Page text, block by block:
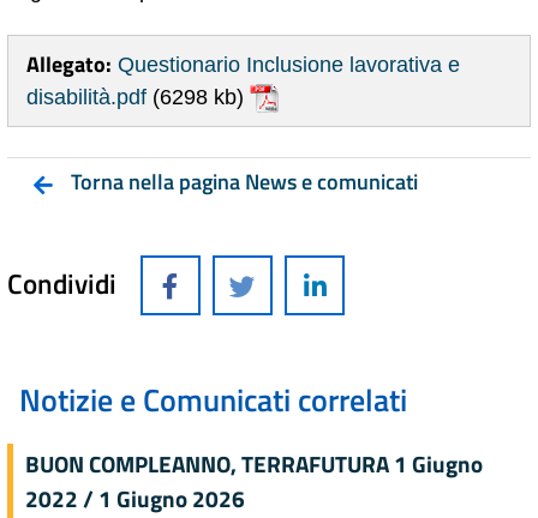
Allegato: Questionario Inclusione lavorativa e
disabilità.pdf (6298 kb)
Torna nella pagina News e comunicati
Condividi
Notizie e Comunicati correlati
BUON COMPLEANNO, TERRAFUTURA 1 Giugno
2022 / 1 Giugno 2026